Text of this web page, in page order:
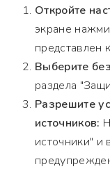
Откройте
экране
представлен
Выберите
раздела
Разрешите
источников:
источники" и